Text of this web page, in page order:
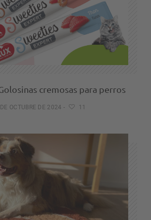
cremosas para perros
OCTUBRE DE 2024 - 11